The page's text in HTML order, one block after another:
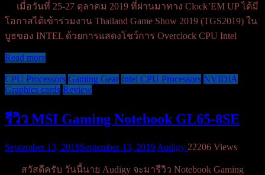
เมื่อวันที่ 25-27 ตุลาคม 2019 ที่ผ่านมาทาง Clock’EM UP ได้มี
โอกาสได้เข้าร่วมงาน Thailand Game Show 2019 (TGS2019) ใน
บูธของ INTEL ด้วยการแสดงโชว์การ Overclock CPU Intel
Read more
CPU Processors Gaming Gear Intel CPU Processors NVIDIA
Graphics cards Review
รีวิว MSI Gaming Notebook GL65-8SE
September 13, 2019September 13, 2019 Audigy 22206 Views
สวัสดีครับ วันนี้นาย Audigy จะมารีวิว Notebook Gaming